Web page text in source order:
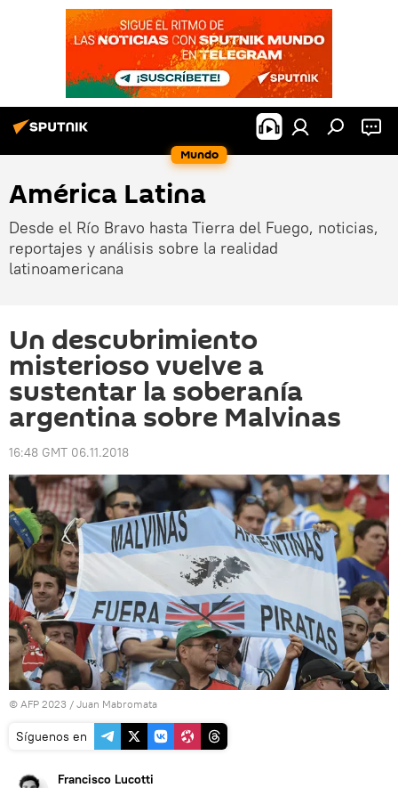
Mundo
América Latina
Desde el Río Bravo hasta Tierra del Fuego, noticias,
reportajes y análisis sobre la realidad
latinoamericana
Un descubrimiento
misterioso vuelve a
sustentar la soberanía
argentina sobre Malvinas
16:48 GMT 06.11.2018
© AFP 2023 / Juan Mabromata
Síguenos en
Francisco Lucotti